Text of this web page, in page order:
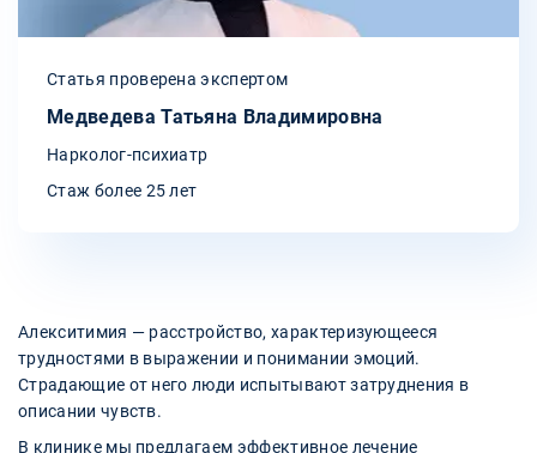
Статья проверена экспертом
Медведева Татьяна Владимировна
Нарколог-психиатр
Стаж более 25 лет
Алекситимия — расстройство, характеризующееся
трудностями в выражении и понимании эмоций.
Страдающие от него люди испытывают затруднения в
описании чувств.
В клинике мы предлагаем эффективное лечение